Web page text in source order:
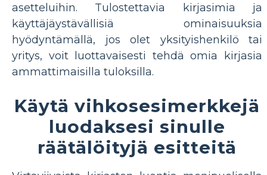
asetteluihin. Tulostettavia kirjasimia ja
käyttäjäystävällisiä ominaisuuksia
hyödyntämällä, jos olet yksityishenkilö tai
yritys, voit luottavaisesti tehdä omia kirjasia
ammattimaisilla tuloksilla.
Käytä vihkosesimerkkejä
luodaksesi sinulle
räätälöityjä esitteitä